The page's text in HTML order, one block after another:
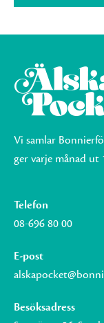
Vi samlar
ger varje månad ut
Telefon
08-696 80 00
E-post
Besöksadress